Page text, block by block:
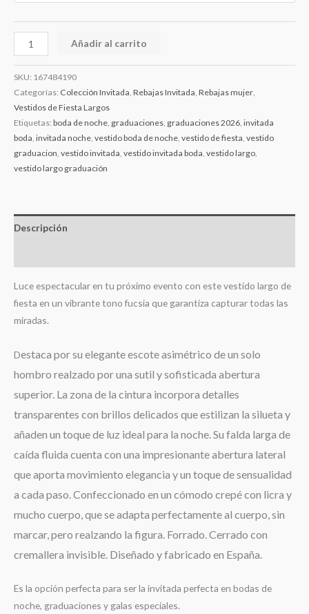
Añadir al carrito
SKU: 167484190
Categorías: Colección Invitada, Rebajas Invitada, Rebajas mujer,
Vestidos de Fiesta Largos
Etiquetas: boda de noche, graduaciones, graduaciones 2026, invitada
boda, invitada noche, vestido boda de noche, vestido de fiesta, vestido
graduacion, vestido invitada, vestido invitada boda, vestido largo,
vestido largo graduación
Descripción
Luce espectacular en tu próximo evento con este vestido largo de
fiesta en un vibrante tono fucsia que garantiza capturar todas las
miradas.
Destaca por su elegante escote asimétrico de un solo
hombro realzado por una sutil y sofisticada abertura
superior. La zona de la cintura incorpora detalles
transparentes con brillos delicados que estilizan la silueta y
añaden un toque de luz ideal para la noche.Su falda larga de
caída fluida cuenta con una impresionante abertura lateral
que aporta movimiento elegancia y un toque de sensualidad
a cada paso.Confeccionado en un cómodo crepé con licra y
mucho cuerpo, que se adapta perfectamente al cuerpo, sin
marcar, pero realzando la figura. Forrado. Cerrado con
cremallera invisible. Diseñado y fabricado en España.
Es la opción perfecta para ser la invitada perfecta en bodas de
noche, graduaciones y galas especiales.